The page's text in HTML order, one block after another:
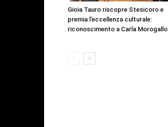
Gioia Tauro riscopre Stesicoro e
premia l’eccellenza culturale:
riconoscimento a Carla Morogallo